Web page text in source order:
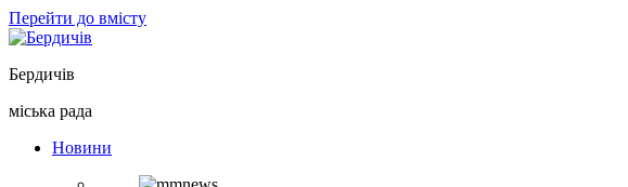
Перейти до вмісту
Бердичів
міська рада
Новини